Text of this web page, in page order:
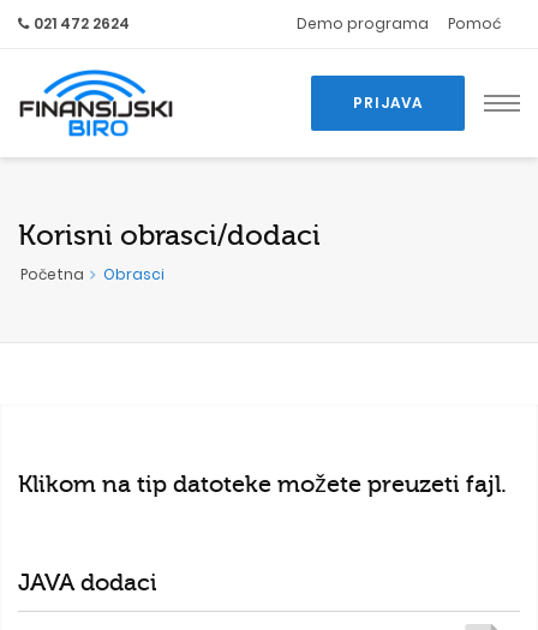
021 472 2624 Demo programa Pomoć
PRIJAVA
Korisni obrasci/dodaci
Početna Obrasci
Klikom na tip datoteke možete preuzeti fajl.
JAVA dodaci